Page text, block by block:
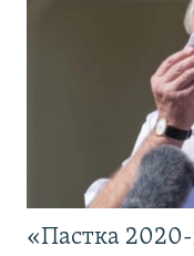
«Пастка